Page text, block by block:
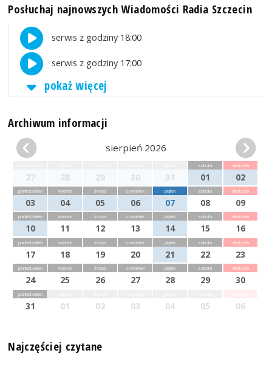
Posłuchaj najnowszych Wiadomości Radia Szczecin
serwis z godziny 18:00
serwis z godziny 17:00
pokaż więcej
Archiwum informacji
sierpień 2026
27 28 29 30 31
sobota
01
niedziela
02
poniedziałek
03
wtorek
04
środa
05
czwartek
06
piątek
07
sobota
08
niedziela
09
poniedziałek
10
wtorek
11
środa
12
czwartek
13
piątek
14
sobota
15
niedziela
16
poniedziałek
17
wtorek
18
środa
19
czwartek
20
piątek
21
sobota
22
niedziela
23
poniedziałek
24
wtorek
25
środa
26
czwartek
27
piątek
28
sobota
29
niedziela
30
poniedziałek
31 01 02 03 04 05 06
Najczęściej czytane